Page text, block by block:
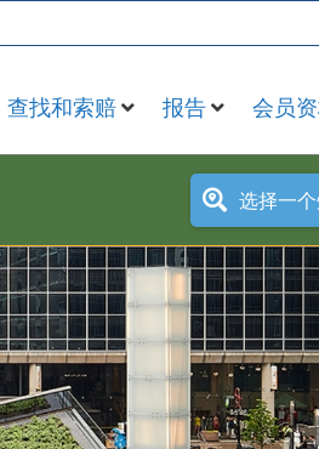
查找和索赔 报告 会员
选择一